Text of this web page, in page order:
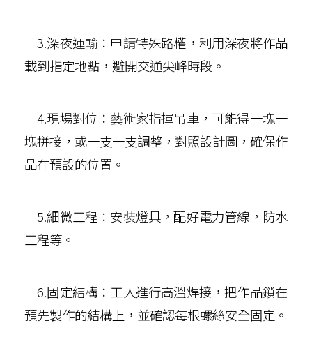
3.深夜運輸：申請特殊路權，利用深夜將作品
載到指定地點，避開交通尖峰時段。
4.現場對位：藝術家指揮吊車，可能得一塊一
塊拼接，或一支一支調整，對照設計圖，確保作
品在預設的位置。
5.細微工程：安裝燈具，配好電力管線，防水
工程等。
6.固定結構：工人進行高溫焊接，把作品鎖在
預先製作的結構上，並確認每根螺絲安全固定。